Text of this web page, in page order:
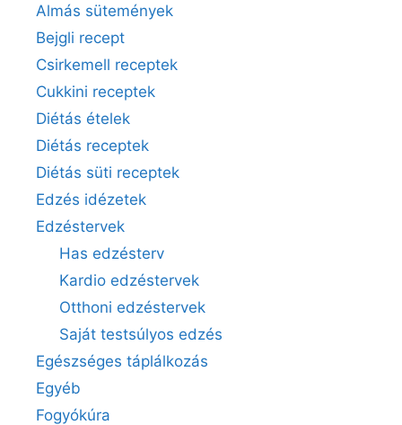
Almás sütemények
Bejgli recept
Csirkemell receptek
Cukkini receptek
Diétás ételek
Diétás receptek
Diétás süti receptek
Edzés idézetek
Edzéstervek
Has edzésterv
Kardio edzéstervek
Otthoni edzéstervek
Saját testsúlyos edzés
Egészséges táplálkozás
Egyéb
Fogyókúra